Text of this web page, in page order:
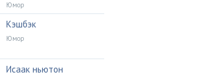
Юмор
Кэшбэк
Юмор
Исаак ньютон